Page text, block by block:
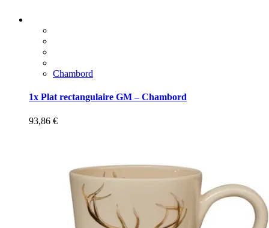
Chambord
1x Plat rectangulaire GM – Chambord
93,86 €